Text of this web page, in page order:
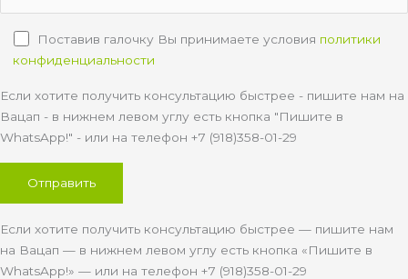
Поставив галочку Вы принимаете условия политики
конфиденциальности
Если хотите получить консультацию быстрее - пишите нам на
Вацап - в нижнем левом углу есть кнопка "Пишите в
WhatsApp!" - или на телефон +7 (918)358-01-29
Если хотите получить консультацию быстрее — пишите нам
на Вацап — в нижнем левом углу есть кнопка «Пишите в
WhatsApp!» — или на телефон +7 (918)358-01-29